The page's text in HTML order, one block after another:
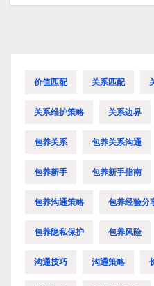
价值匹配 关系匹配
关系维护策略 关系边界
包养关系 包养关系沟通
包养新手 包养新手指南
包养沟通策略 包养经验分
包养隐私保护 包养风险
沟通技巧 沟通策略